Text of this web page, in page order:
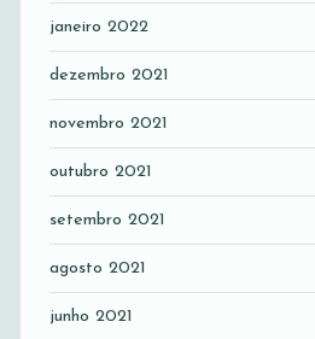
janeiro 2022
dezembro 2021
novembro 2021
outubro 2021
setembro 2021
agosto 2021
junho 2021